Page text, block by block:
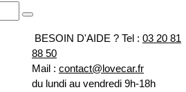
BESOIN D'AIDE ? Tel : 03 20 81
88 50
Mail : contact@lovecar.fr
du lundi au vendredi 9h-18h